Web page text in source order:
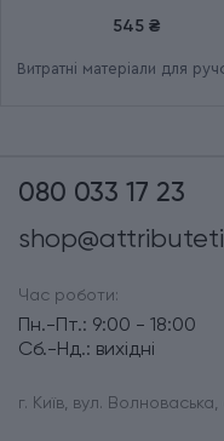
545 ₴
Витратні матеріали для
080 033 17 23
Час роботи:
Пн.-Пт.: 9:00 - 18:00
Сб.-Нд.: вихідні
г. Київ, вул.